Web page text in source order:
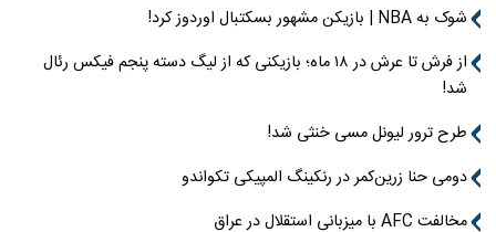
شوک به NBA | بازیکن مشهور بسکتبال اوردوز کرد!
از فرش تا عرش در ۱۸ ماه؛ بازیکنی که از لیگ دسته پنجم فیکس رئال
شد!
طرح ترور لیونل مسی خنثی شد!
دومی حنا زرین‌کمر در رنکینگ المپیکی تکواندو
مخالفت AFC با میزبانی استقلال در عراق